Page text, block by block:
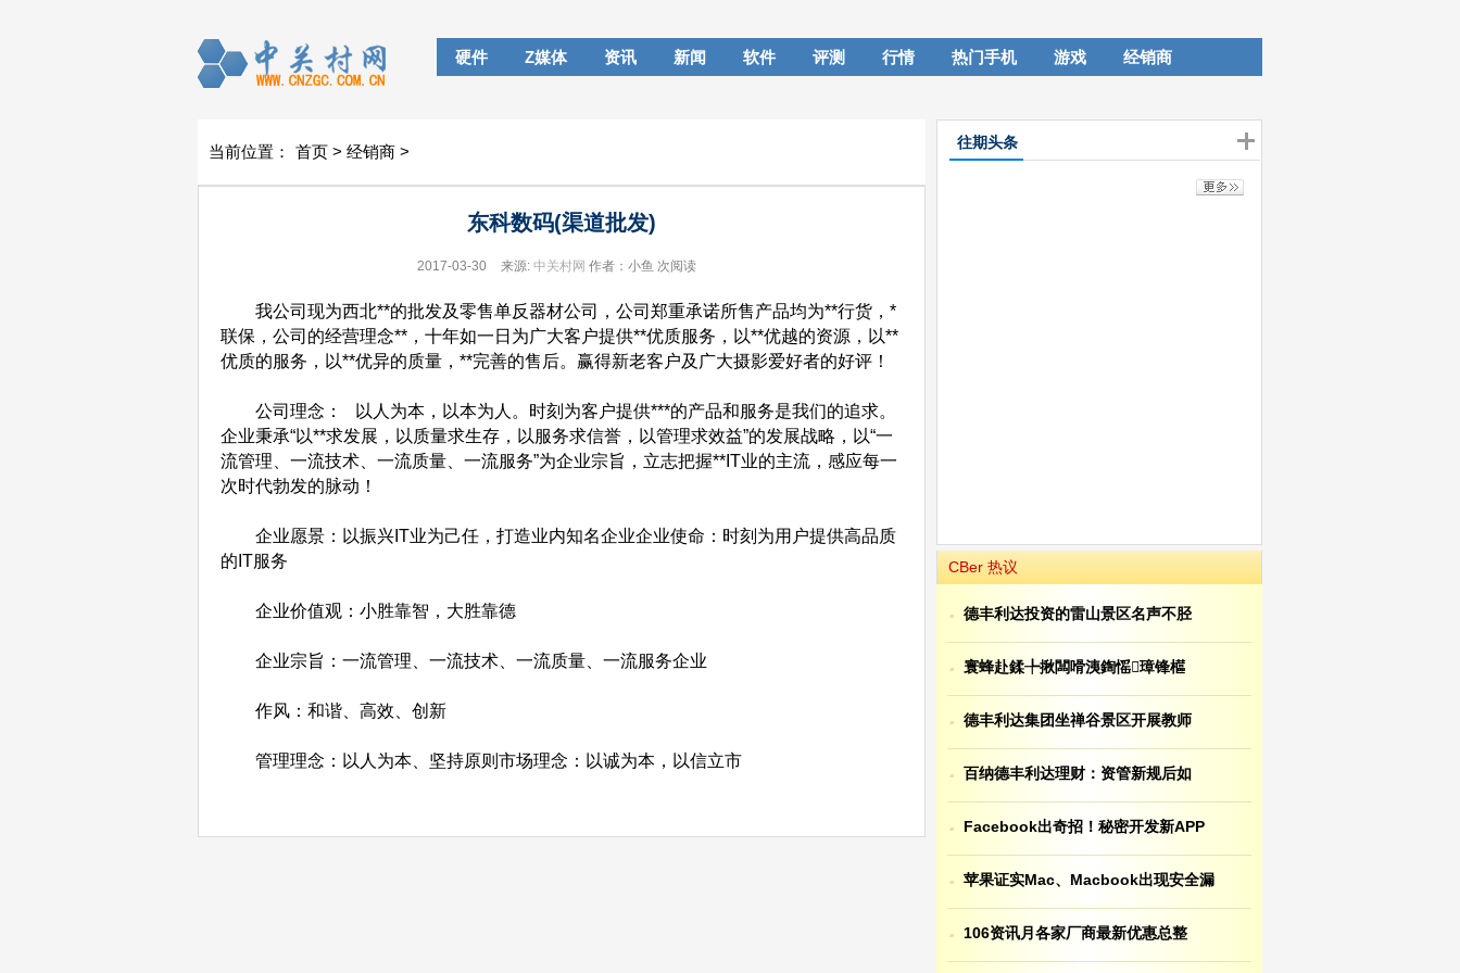
硬件 Z媒体 资讯 新闻 软件 评测 行情 热门手机 游戏 经销商
当前位置： 首页 > 经销商 >
东科数码(渠道批发)
2017-03-30 来源: 中关村网 作者：小鱼 次阅读
我公司现为西北**的批发及零售单反器材公司，公司郑重承诺所售产品均为**行货，*
联保，公司的经营理念**，十年如一日为广大客户提供**优质服务，以**优越的资源，以**
优质的服务，以**优异的质量，**完善的售后。赢得新老客户及广大摄影爱好者的好评！
公司理念： 以人为本，以本为人。时刻为客户提供***的产品和服务是我们的追求。
企业秉承“以**求发展，以质量求生存，以服务求信誉，以管理求效益”的发展战略，以“一
流管理、一流技术、一流质量、一流服务”为企业宗旨，立志把握**IT业的主流，感应每一
次时代勃发的脉动！
企业愿景：以振兴IT业为己任，打造业内知名企业企业使命：时刻为用户提供高品质
的IT服务
企业价值观：小胜靠智，大胜靠德
企业宗旨：一流管理、一流技术、一流质量、一流服务企业
作风：和谐、高效、创新
管理理念：以人为本、坚持原则市场理念：以诚为本，以信立市
往期头条
CBer 热议
· 德丰利达投资的雷山景区名声不胫
· 寰蜂赴鍒╄揪闆嗗洟鍧愮璋锋櫙
· 德丰利达集团坐禅谷景区开展教师
· 百纳德丰利达理财：资管新规后如
· Facebook出奇招！秘密开发新APP
· 苹果证实Mac、Macbook出现安全漏
· 106资讯月各家厂商最新优惠总整